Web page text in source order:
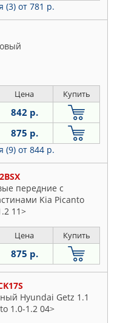
(3) от 781 р.
Цена Купить
842 р.
875 р.
(9) от 844 р.
передние с
Kia Picanto
11>
Цена Купить
875 р.
Hyundai Getz 1.1
1.0-1.2 04>